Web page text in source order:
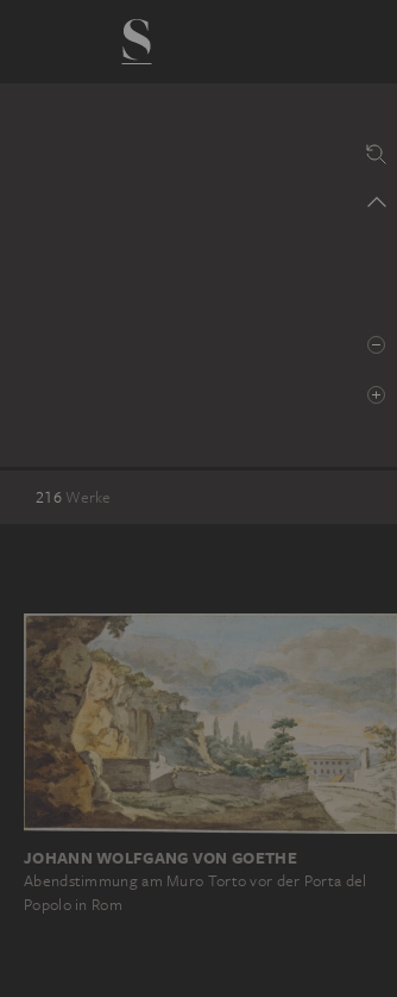
216Werke
JOHANN WOLFGANG VON GOETHE
Abendstimmung am Muro Torto vor der Porta del
Popolo in Rom